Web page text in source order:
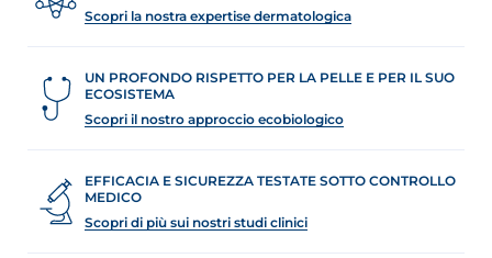
Scopri la nostra expertise dermatologica
UN PROFONDO RISPETTO PER LA PELLE E PER IL SUO
ECOSISTEMA
Scopri il nostro approccio ecobiologico
EFFICACIA E SICUREZZA TESTATE SOTTO CONTROLLO
MEDICO
Scopri di più sui nostri studi clinici